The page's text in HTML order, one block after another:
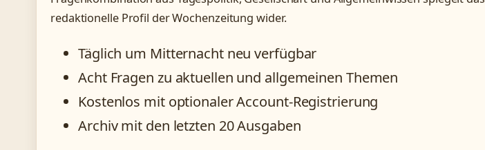
redaktionelle Profil der Wochenzeitung wider.
Täglich um Mitternacht neu verfügbar
Acht Fragen zu aktuellen und allgemeinen Themen
Kostenlos mit optionaler Account-Registrierung
Archiv mit den letzten 20 Ausgaben